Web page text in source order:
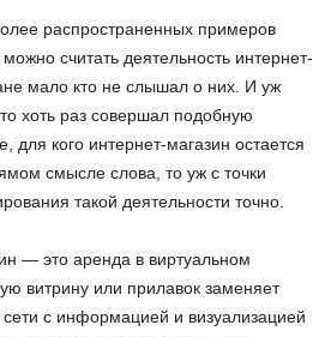
распространенных примеров
считать деятельность интернет-
мало кто не слышал о них. И уж
хоть раз совершал подобную
для кого интернет-магазин остается
смысле слова, то уж с точки
такой деятельности точно.
— это аренда в виртуальном
витрину или прилавок заменяет
с информацией и визуализацией